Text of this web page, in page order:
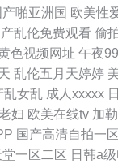
产啪亚洲国 欧美性
乱伦免费观看 偷
色视频网址 午夜99
乱伦五月天婷婷
乱女乱 成人xxxxx
妇 欧美在线tv 加
国产高清自拍一区
堂一区二区 日韩a